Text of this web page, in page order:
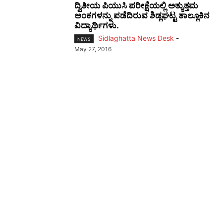
ದ್ವಿತೀಯ ಪಿಯುಸಿ ಪರೀಕ್ಷೆಯಲ್ಲಿ ಅತ್ಯುತ್ತಮ
ಅಂಕಗಳನ್ನು ಪಡೆದಿರುವ ಶಿಡ್ಲಘಟ್ಟ ತಾಲ್ಲೂಕಿನ
ವಿದ್ಯಾರ್ಥಿಗಳು.
NEWS Sidlaghatta News Desk -
May 27, 2016